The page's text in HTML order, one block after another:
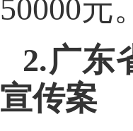
50000元
2.广东
宣传案